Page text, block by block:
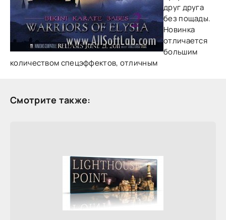
друг друга
без пощады.
Новинка
отличается
большим
количеством спецэффектов, отличным
Смотрите также: